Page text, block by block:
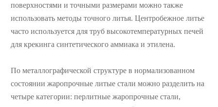
поверхностями и точными размерами можно также
использовать методы точного литья. Центробежное литье
часто используется для труб высокотемпературных печей
для крекинга синтетического аммиака и этилена.
По металлографической структуре в нормализованном
состоянии жаропрочные литые стали можно разделить на
четыре категории: перлитные жаропрочные стали,